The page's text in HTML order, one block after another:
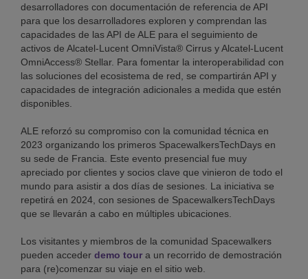
desarrolladores con documentación de referencia de API
para que los desarrolladores exploren y comprendan las
capacidades de las API de ALE para el seguimiento de
activos de Alcatel-Lucent OmniVista® Cirrus y Alcatel-Lucent
OmniAccess® Stellar. Para fomentar la interoperabilidad con
las soluciones del ecosistema de red, se compartirán API y
capacidades de integración adicionales a medida que estén
disponibles.
ALE reforzó su compromiso con la comunidad técnica en
2023 organizando los primeros SpacewalkersTechDays en
su sede de Francia. Este evento presencial fue muy
apreciado por clientes y socios clave que vinieron de todo el
mundo para asistir a dos días de sesiones. La iniciativa se
repetirá en 2024, con sesiones de SpacewalkersTechDays
que se llevarán a cabo en múltiples ubicaciones.
Los visitantes y miembros de la comunidad Spacewalkers
pueden acceder demo tour a un recorrido de demostración
para (re)comenzar su viaje en el sitio web.